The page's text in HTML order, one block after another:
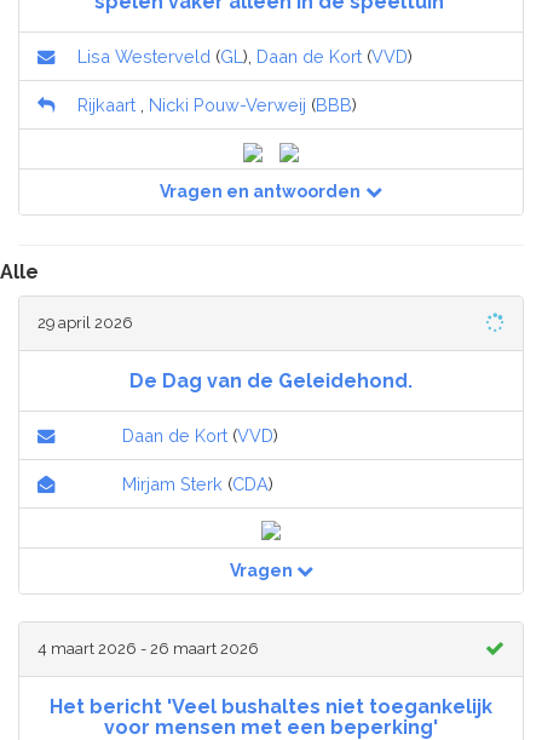
Lisa Westerveld (GL ), Daan de Kort (VVD)
Rijkaart Nicki Pouw-Verweij (BBB)
Vragen en antwoorden
Alle
29 april 2026
De Dag van de Geleidehond.
Daan de Kort (VVD)
Mirjam Sterk (CDA)
Vragen
4 maart 2026 - 26 maart 2026
Het bericht 'Veel bushaltes niet toegankelijk
voor mensen met een beperking'